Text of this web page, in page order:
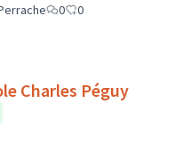
0
0
Charles Péguy